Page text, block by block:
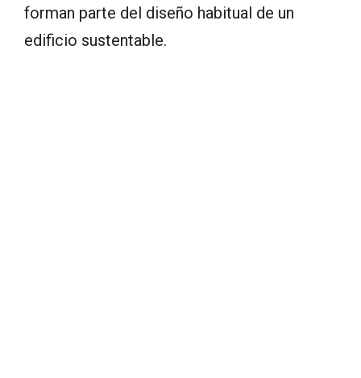
forman parte del diseño habitual de un
edificio sustentable.